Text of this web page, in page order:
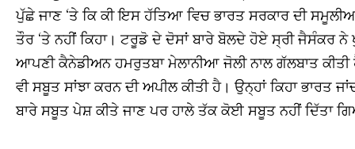
ਪੁੱਛੇ ਜਾਣ ‘ਤੇ ਕਿ ਕੀ ਇਸ ਹੱਤਿਆ ਵਿਚ ਭਾਰਤ ਸਰਕਾਰ ਦੀ
ਤੌਰ ‘ਤੇ ਨਹੀਂ ਕਿਹਾ। ਟਰੂਡੋ ਦੇ ਦੋਸਾਂ ਬਾਰੇ ਬੋਲਦੇ ਹੋਏ ਸ੍ਰੀ ਜੈਸੰਕਰ ਨੇ
ਆਪਣੀ ਕੈਨੇਡੀਅਨ ਹਮਰੁਤਬਾ ਮੇਲਾਨੀਆ ਜੋਲੀ ਨਾਲ ਗੱਲਬਾਤ
ਵੀ ਸਬੂਤ ਸਾਂਝਾ ਕਰਨ ਦੀ ਅਪੀਲ ਕੀਤੀ ਹੈ। ਉਨ੍ਹਾਂ ਕਿਹਾ
ਬਾਰੇ ਸਬੂਤ ਪੇਸ਼ ਕੀਤੇ ਜਾਣ ਪਰ ਹਾਲੇ ਤੱਕ ਕੋਈ ਸਬੂਤ ਨਹੀਂ ਦਿੱਤਾ